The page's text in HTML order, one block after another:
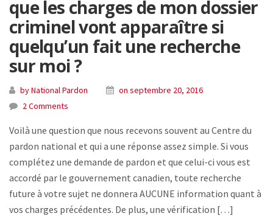
que les charges de mon dossier
criminel vont apparaître si
quelqu’un fait une recherche
sur moi ?
by National Pardon
on septembre 20, 2016
2 Comments
Voilà une question que nous recevons souvent au Centre du
pardon national et qui a une réponse assez simple. Si vous
complétez une demande de pardon et que celui-ci vous est
accordé par le gouvernement canadien, toute recherche
future à votre sujet ne donnera AUCUNE information quant à
vos charges précédentes. De plus, une vérification […]